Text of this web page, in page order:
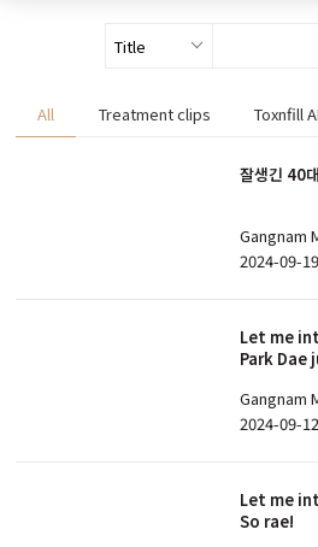
All Treatment clips Toxnfill
잘생긴 40
Gangnam
2024-09-19
Let me
Park Dae
Gangnam
2024-09-12
Let me
So rae!